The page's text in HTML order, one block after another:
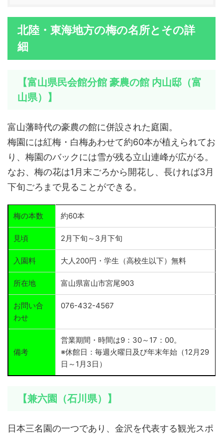
北陸・東海地方の梅の名所とその詳
細
【富山県民会館分館 豪農の館 内山邸（富
山県）】
富山藩時代の豪農の館に併設された庭園。
梅園には紅梅・白梅あわせて約60本が植えられてお
り、梅園のバックには雪が残る立山連峰が広がる。
なお、梅の花は1月末ごろから開花し、長ければ3月
下旬ごろまで見ることができる。
梅の本数 約60本
見頃 2月下旬～3月下旬
入園料 大人200円・学生（高校生以下）無料
所在地 富山県富山市宮尾903
お問い合
わせ
076-432-4567
備考
営業期間・時間は9：30～17：00。
※休館日：毎週火曜日及び年末年始（12月29
日～1月3日）
【兼六園（石川県）】
日本三名園の一つであり、金沢を代表する観光スポ